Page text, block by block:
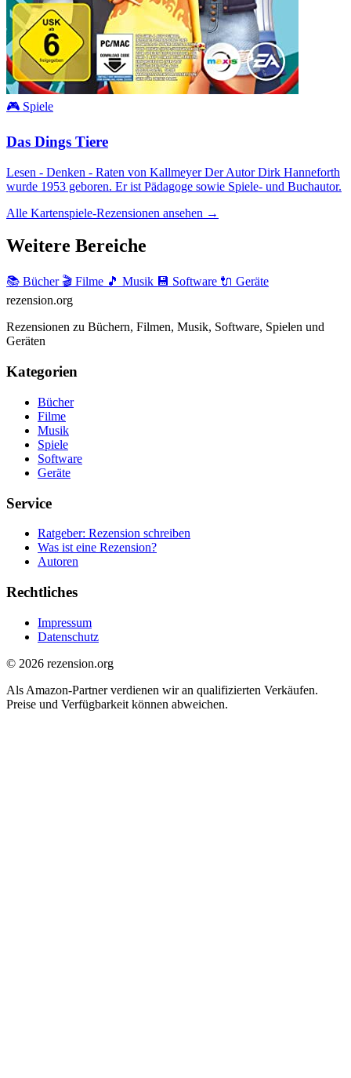
🎮 Spiele
Das Dings Tiere
Lesen - Denken - Raten von Kallmeyer Der Autor Dirk Hanneforth
wurde 1953 geboren. Er ist Pädagoge sowie Spiele- und Buchautor.
Alle Kartenspiele-Rezensionen ansehen →
Weitere Bereiche
📚 Bücher 🎬 Filme 🎵 Musik 💾 Software 🔌 Geräte
rezension.org
Rezensionen zu Büchern, Filmen, Musik, Software, Spielen und
Geräten
Kategorien
Bücher
Filme
Musik
Spiele
Software
Geräte
Service
Ratgeber: Rezension schreiben
Was ist eine Rezension?
Autoren
Rechtliches
Impressum
Datenschutz
© 2026 rezension.org
Als Amazon-Partner verdienen wir an qualifizierten Verkäufen.
Preise und Verfügbarkeit können abweichen.